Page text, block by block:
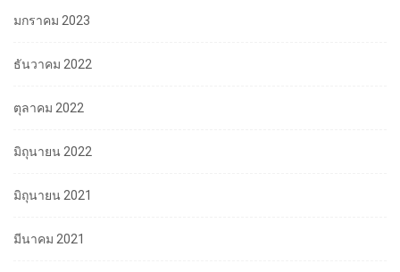
มกราคม 2023
ธันวาคม 2022
ตุลาคม 2022
มิถุนายน 2022
มิถุนายน 2021
มีนาคม 2021